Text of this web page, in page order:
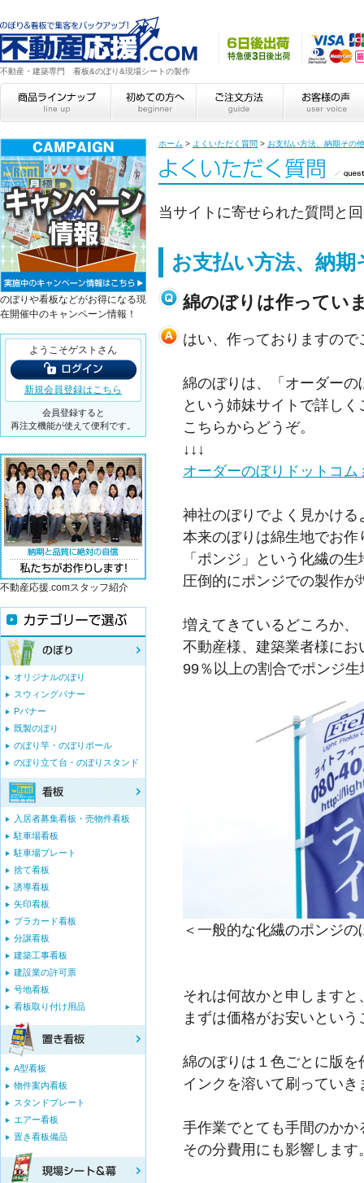
不動産・建築専門 看板&のぼり&現場シートの製作
ホーム > よくいただく質問 > お支払い方法、納期その他
当サイトに寄せられた質問と
お支払い方法、納期
綿のぼりは作ってい
はい、作っておりますの
綿のぼりは、「オーダーの
という姉妹サイトで詳し
こちらからどうぞ。
↓↓↓
オーダーのぼりドットコ
神社のぼりでよく見かける
本来のぼりは綿生地でお
「ポンジ」という化繊の
圧倒的にポンジでの製作
増えてきているどころか、
不動産様、建築業者様にお
99％以上の割合でポンジ
＜一般的な化繊のポンジの
それは何故かと申しますと
まずは価格がお安いという
綿のぼりは１色ごとに版を
インクを溶いて刷っていき
手作業でとても手間のかか
その分費用にも影響します
のぼりや看板などがお得になる現
在開催中のキャンペーン情報！
ようこそゲストさん
新規会員登録はこちら
会員登録すると
再注文機能が使えて便利です。
不動産応援.comスタッフ紹介
オリジナルのぼり
スウィングバナー
Pバナー
既製のぼり
のぼり竿・のぼりポール
のぼり立て台・のぼりスタンド
入居者募集看板・売物件看板
駐車場看板
駐車場プレート
捨て看板
誘導看板
矢印看板
プラカード看板
分譲看板
建築工事看板
建設業の許可票
号地看板
看板取り付け用品
A型看板
物件案内看板
スタンドプレート
エアー看板
置き看板備品